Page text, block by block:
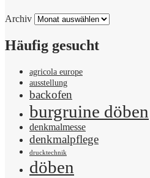
Archiv
Häufig gesucht
agricola europe
ausstellung
backofen
burgruine döben
denkmalmesse
denkmalpflege
drucktechnik
döben